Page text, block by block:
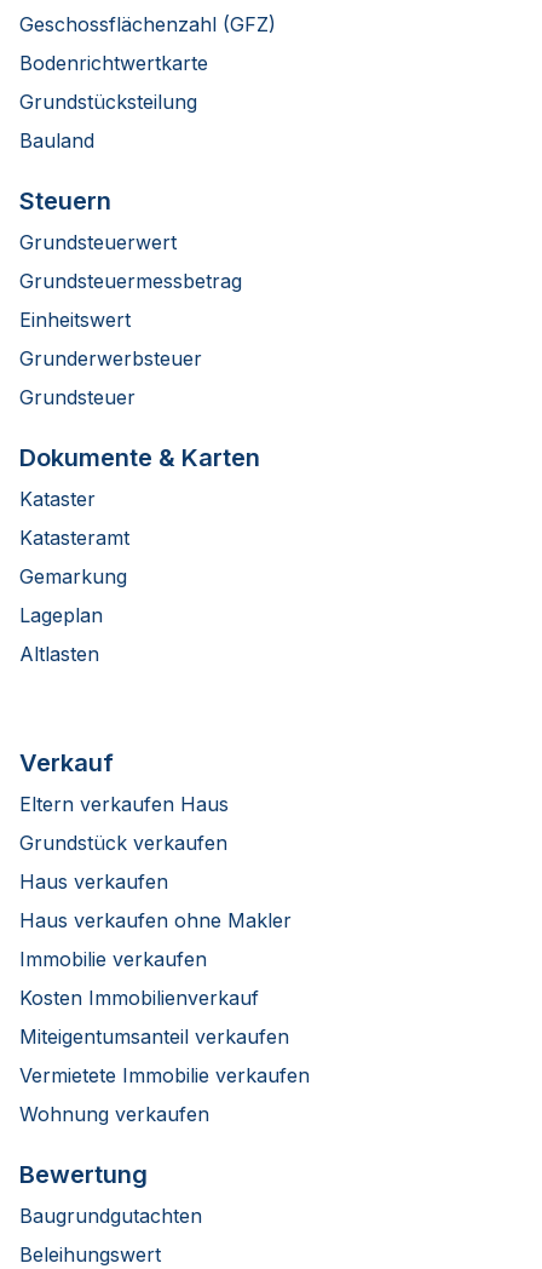
Geschossflächenzahl (GFZ)
Bodenrichtwertkarte
Grundstücksteilung
Bauland
Steuern
Grundsteuerwert
Grundsteuermessbetrag
Einheitswert
Grunderwerbsteuer
Grundsteuer
Dokumente & Karten
Kataster
Katasteramt
Gemarkung
Lageplan
Altlasten
Verkauf
Eltern verkaufen Haus
Grundstück verkaufen
Haus verkaufen
Haus verkaufen ohne Makler
Immobilie verkaufen
Kosten Immobilienverkauf
Miteigentumsanteil verkaufen
Vermietete Immobilie verkaufen
Wohnung verkaufen
Bewertung
Baugrundgutachten
Beleihungswert